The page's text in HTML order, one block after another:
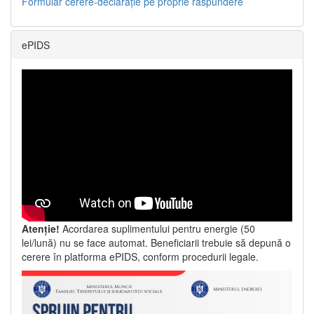
ePIDS
Atenție! Acordarea suplimentului pentru energie (50
lei/lună) nu se face automat. Beneficiarii trebuie să depună o
cerere în platforma ePIDS, conform procedurii legale.